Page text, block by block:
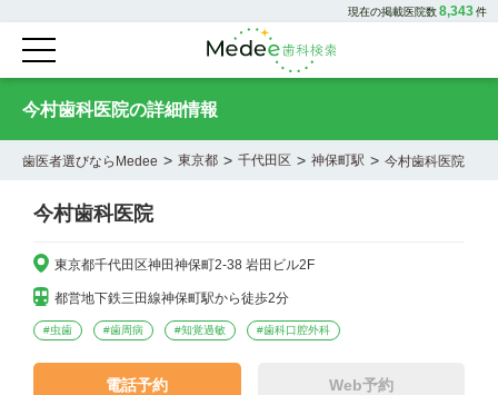
現在の掲載医院数8,343件
今村歯科医院の詳細情報
歯医者選びならMedee > 東京都 > 千代田区 > 神保町駅 > 今村歯科医院
今村歯科医院
東京都千代田区神田神保町2-38 岩田ビル2F
都営地下鉄三田線神保町駅から徒歩2分
#虫歯 #歯周病 #知覚過敏 #歯科口腔外科
電話予約 Web予約